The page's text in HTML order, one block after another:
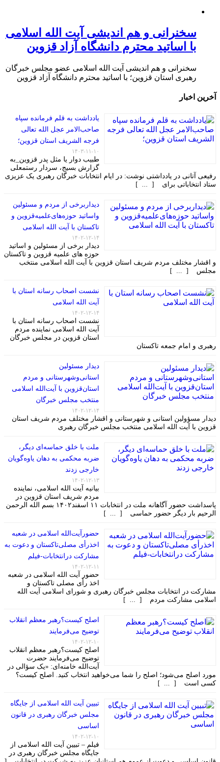
سخنرانی و هم اندیشی آیت الله اسلامی
با اساتید محترم دانشگاه آزاد قزوین
سخنرانی و هم اندیشی آیت الله اسلامی عضو مجلس خبرگان
رهبری استان قزوین؛ با اساتید محترم دانشگاه آزاد قزوین
آخرین اخبار
یادداشت به قلم فرمانده سپاه
صاحب‌الامر عجل الله تعالی
فرجه الشریف استان قزوین؛
۱۴۰۳-۱۱-۱۰
طبیب دوار یا مثل پدر قزوین_به
گزارش بسیج، سردار رستمعلی
رفیعی آتانی در یادداشتی نوشت: در ایام انتخابات خبرگان رهبری یک عزیزی
ستاد انتخاباتی برای [ ... ]
دیداربرخی از مردم و مسئولین
واساتید حوزه‌های‌علمیه‌قزوین و
تاکستان با آیت الله اسلامی
۱۴۰۲-۱۲-۱۴
دیدار برخی از مسئولین و اساتید
حوزه های علمیه قزوین و تاکستان
و اقشار مختلف مردم شریف استان قزوین با آیت الله اسلامی منتخب
مجلس [ ... ]
نشست اصحاب رسانه استان با
آیت الله اسلامی
۱۴۰۲-۱۲-۱۴
نشست اصحاب رسانه استان با
آیت الله اسلامی نماینده مردم
استان قزوین در مجلس خبرگان
رهبری و امام جمعه تاکستان
دیدار مسئولین
استانی‌وشهرستانی و مردم‌
استان‌قزوین با آیت‌الله‌ اسلامی
منتخب مجلس‌ خبرگان
۱۴۰۲-۱۲-۱۴
دیدار مسؤولین استانی و شهرستانی و اقشار مختلف مردم شریف استان
قزوین با آیت الله اسلامی منتخب مجلس خبرگان رهبری
ملت با خلق حماسه‌ای دیگر،
ضربه محکمی به دهان یاوه‌گویان
خارجی زدند
۱۴۰۲-۱۲-۱۳
بیانیه آیت الله اسلامی، نماینده
مردم شریف استان قزوین در
پاسداشت حضور آگاهانه ملت در انتخابات ۱۱ اسفند۱۴۰۲ بسم الله الرحمن
الرحیم بار دیگر حضور حماسی [ ... ]
حضورآیت‌الله اسلامی در شعبه
اخذرأی مصلی‌تاکستان و دعوت به
مشارکت درانتخابات-فیلم
۱۴۰۲-۱۲-۱۱
حضور آیت الله اسلامی در شعبه
اخذ رأی مصلی تاکستان و
مشارکت در انتخابات مجلس خبرگان رهبری و شورای اسلامی آیت الله
اسلامی مشارکت مردم [ ... ]
اصلح کیست؟رهبر معظم انقلاب
توضیح می‌فرمایند
۱۴۰۲-۱۲-۱۰
اصلح کیست؟رهبر معظم انقلاب
توضیح می‌فرمایند حضرت
آیت‌الله خامنه‌ای: «یک سؤالی در
مورد اصلح می‌شود؛ اصلح را شما می‌خواهید انتخاب کنید. اصلح کیست؟
کسی است [ ... ]
تبیین آیت الله اسلامی از جایگاه
مجلس خبرگان رهبری در قانون
اساسی
۱۴۰۲-۱۲-۱۰
فیلم – تبیین آیت الله اسلامی از
جایگاه مجلس خبرگان رهبری در